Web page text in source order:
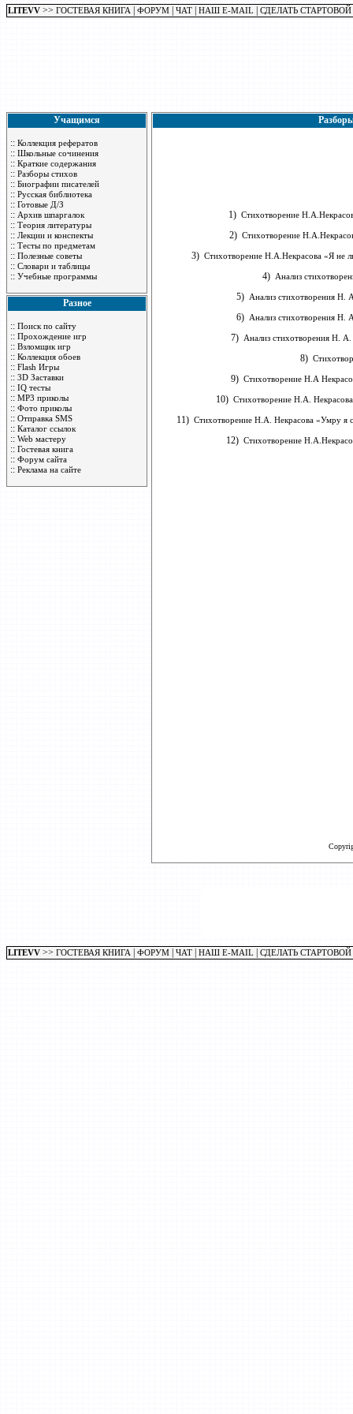
LITEVV >> ГОСТЕВАЯ КНИГА ФОРУМ ЧАТ НАШ E-MAIL СДЕЛАТЬ СТАРТОВОЙ
Учащимся
:: Коллекция рефератов
:: Школьные сочинения
:: Краткие содержания
:: Разборы стихов
:: Биографии писателей
:: Русская библиотека
:: Готовые Д/З
:: Архив шпаргалок
:: Теория литературы
:: Лекции и конспекты
:: Тесты по предметам
:: Полезные советы
:: Словари и таблицы
:: Учебные программы
Разное
:: Поиск по сайту
:: Прохождение игр
:: Взломщик игр
:: Коллекция обоев
:: Flash Игры
:: 3D Заставки
:: IQ тесты
:: MP3 приколы
:: Фото приколы
:: Отправка SMS
:: Каталог ссылок
:: Web мастеру
:: Гостевая книга
:: Форум сайта
:: Реклама на сайте
1) Стихотворение
2) Стихотворение
3) Стихотворение Н.А.Некрасова «Я не
4) Анализ
5) Анализ стихотворения Н.
6) Анализ стихотворения Н.
7) Анализ стихотворения Н.
8)
9) Стихотворение Н.А
10) Стихотворение Н.А.
11) Стихотворение Н.А. Некрасова «Умру я
12) Стихотворение
LITEVV >> ГОСТЕВАЯ КНИГА ФОРУМ ЧАТ НАШ E-MAIL СДЕЛАТЬ СТАРТОВОЙ